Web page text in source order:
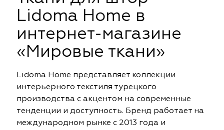
Lidoma Home в
интернет-магазине
«Мировые ткани»
Lidoma Home представляет коллекции
интерьерного текстиля турецкого
производства с акцентом на современные
тенденции и доступность. Бренд работает на
международном рынке с 2013 года и